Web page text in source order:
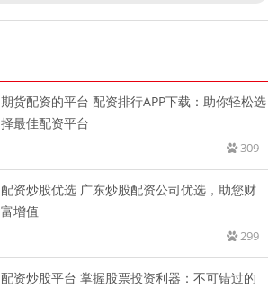
期货配资的平台 配资排行APP下载：助你轻松选
择最佳配资平台
309
配资炒股优选 广东炒股配资公司优选，助您财
富增值
299
配资炒股平台 掌握股票投资利器：不可错过的